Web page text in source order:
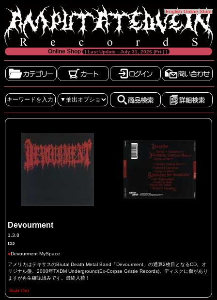
[English Online Store]
Online Shop [ Last Update : July 31, 2026 (Fri.) ]
Devourment
1.3.8
CD
●Devourment MySpace
アメリカはテキサスのBrutal Death Metal Band「Devourment」の通算2枚目となるCD。オ
リジナル盤。2000年TXDM Underground(Ex-Corpse Gristle Records)。ディスクに傷があり
ますが再生確認済みです。最終入荷！
Sold Out